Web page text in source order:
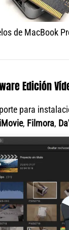
de MacBook
Edición
para
iMovie, Filmora,